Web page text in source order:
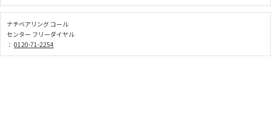
ナチベアリング コール
センター フリーダイヤル
： 0120-71-2254